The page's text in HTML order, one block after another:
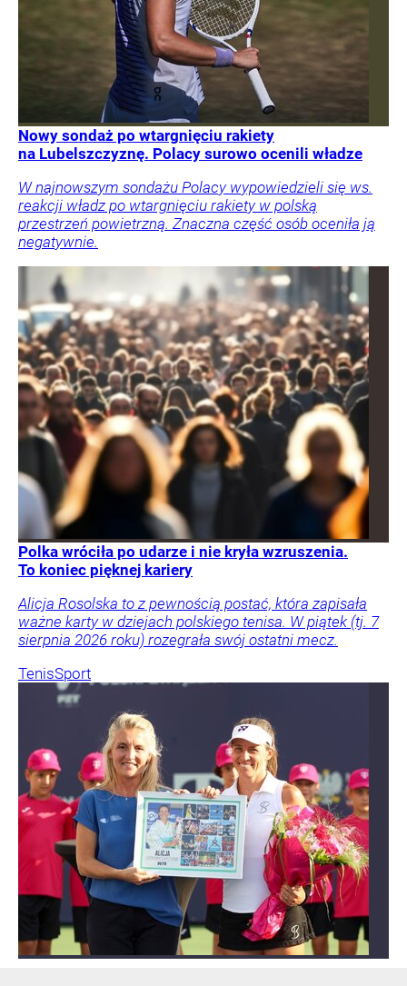
Nowy sondaż po wtargnięciu rakiety
na Lubelszczyznę. Polacy surowo ocenili władze
W najnowszym sondażu Polacy wypowiedzieli się ws.
reakcji władz po wtargnięciu rakiety w polską
przestrzeń powietrzną. Znaczna część osób oceniła ją
negatywnie.
Polka wróciła po udarze i nie kryła wzruszenia.
To koniec pięknej kariery
Alicja Rosolska to z pewnością postać, która zapisała
ważne karty w dziejach polskiego tenisa. W piątek (tj. 7
sierpnia 2026 roku) rozegrała swój ostatni mecz.
TenisSport